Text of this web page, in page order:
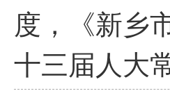
度，《新乡
十三届人大